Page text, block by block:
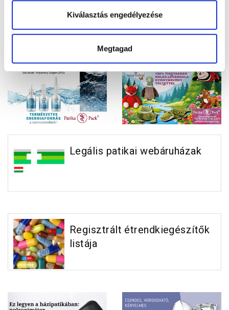
Kiválasztás engedélyezése
Megtagad
Legális patikai webáruházak
Regisztrált étrendkiegészítők
listája